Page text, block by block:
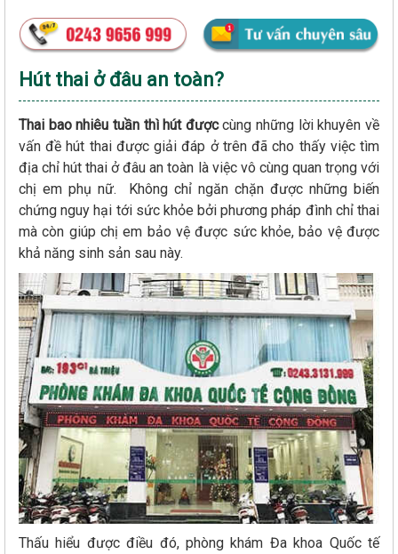
Hút thai ở đâu an toàn?
Thai bao nhiêu tuần thì hút đượccùng những lời khuyên về
vấn đề hút thai được giải đáp ở trên đã cho thấy việc tìm
địa chỉ hút thai ở đâu an toàn là việc vô cùng quan trọng với
chị em phụ nữ. Không chỉ ngăn chặn được những biến
chứng nguy hại tới sức khỏe bởi phương pháp đình chỉ thai
mà còn giúp chị em bảo vệ được sức khỏe, bảo vệ được
khả năng sinh sản sau này.
Thấu hiểu được điều đó, phòng khám Đa khoa Quốc tế